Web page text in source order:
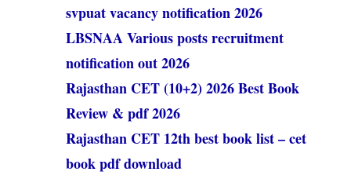
svpuat vacancy notification 2026
LBSNAA Various posts recruitment
notification out 2026
Rajasthan CET (10+2) 2026 Best Book
Review & pdf 2026
Rajasthan CET 12th best book list – cet
book pdf download